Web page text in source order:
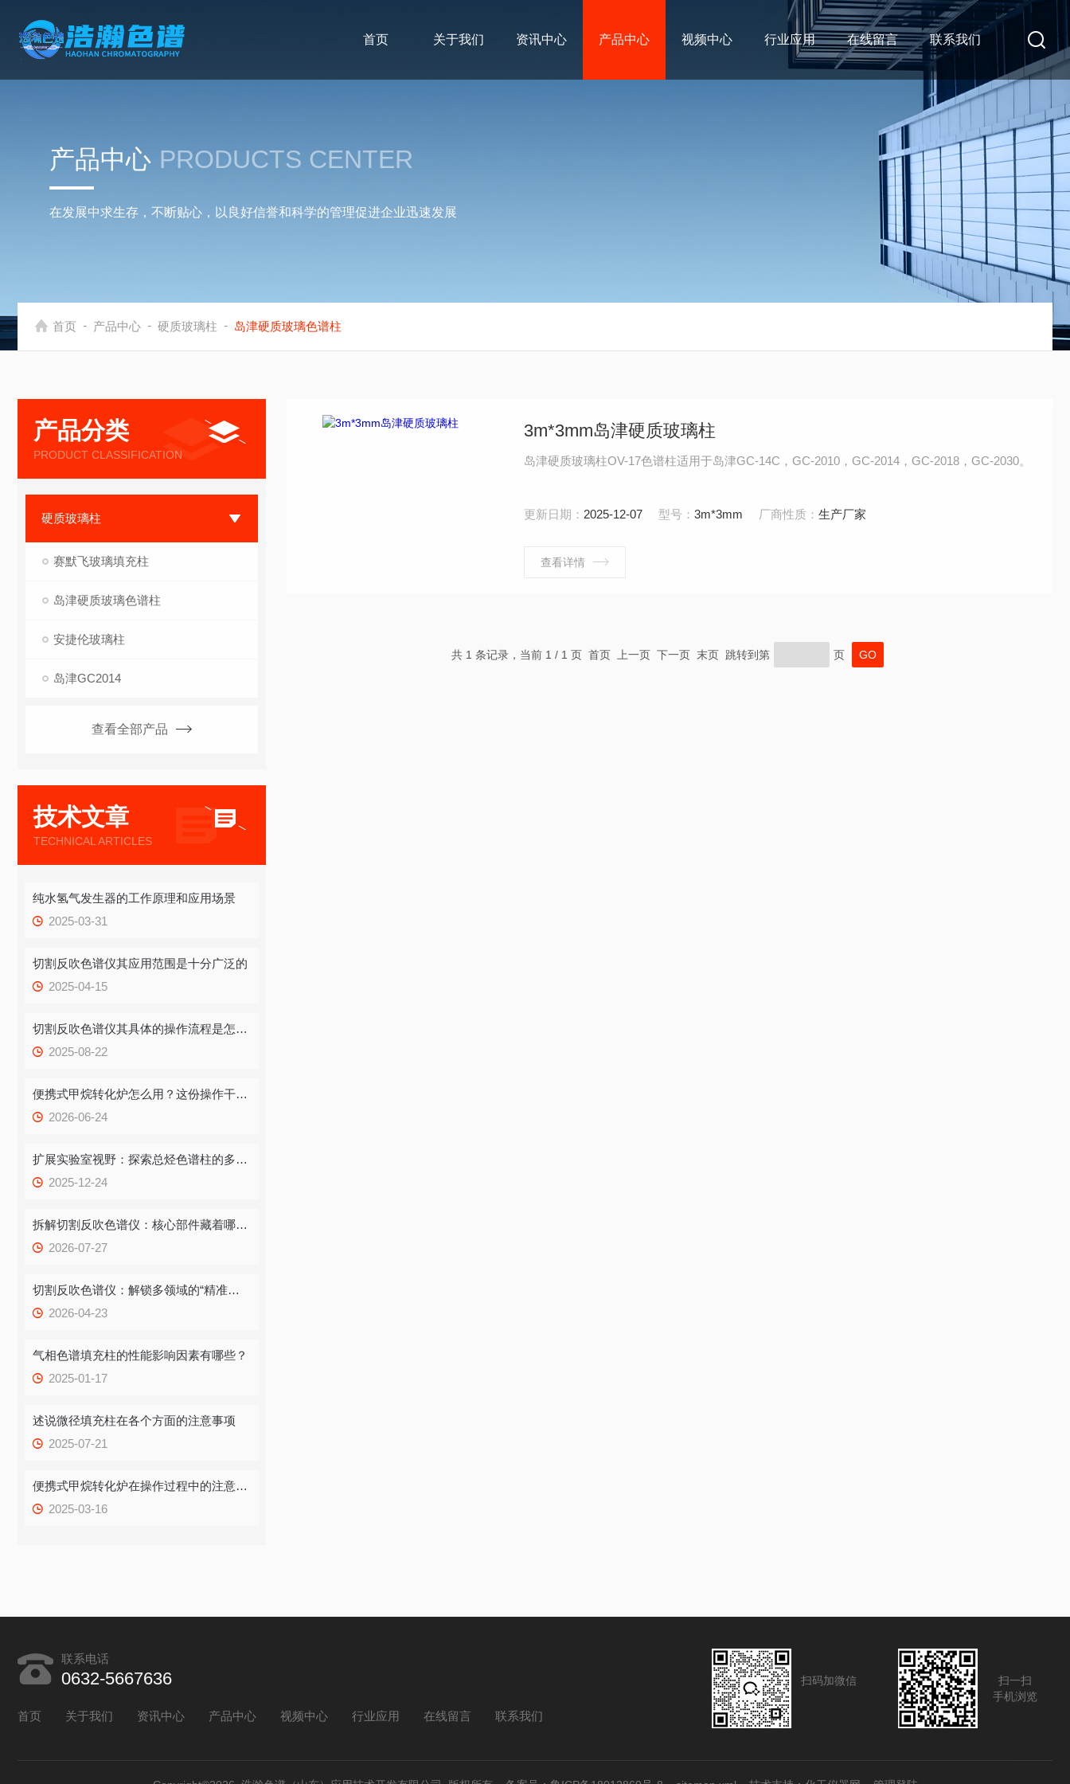
首页 关于我们 资讯中心 产品中心 视频中心 行业应用 在线留言 联系我们
产品中心 PRODUCTS CENTER
在发展中求生存，不断贴心，以良好信誉和科学的管理促进企业迅速发展
首页 - 产品中心 - 硬质玻璃柱 - 岛津硬质玻璃色谱柱
产品分类
PRODUCT CLASSIFICATION
硬质玻璃柱
赛默飞玻璃填充柱
岛津硬质玻璃色谱柱
安捷伦玻璃柱
岛津GC2014
查看全部产品
技术文章
TECHNICAL ARTICLES
纯水氢气发生器的工作原理和应用场景
2025-03-31
切割反吹色谱仪其应用范围是十分广泛的
2025-04-15
切割反吹色谱仪其具体的操作流程是怎样的呢？
2025-08-22
便携式甲烷转化炉怎么用？这份操作干货，新手也能快速拿捏
2026-06-24
扩展实验室视野：探索总烃色谱柱的多重应用
2025-12-24
拆解切割反吹色谱仪：核心部件藏着哪些“硬核配置”？
2026-07-27
切割反吹色谱仪：解锁多领域的“精准利器”，这些场景竟都离不开它！
2026-04-23
气相色谱填充柱的性能影响因素有哪些？
2025-01-17
述说微径填充柱在各个方面的注意事项
2025-07-21
便携式甲烷转化炉在操作过程中的注意事项
2025-03-16
3m*3mm岛津硬质玻璃柱
岛津硬质玻璃柱OV-17色谱柱适用于岛津GC-14C，GC-2010，GC-2014，GC-2018，GC-2030。
更新日期： 2025-12-07 型号：3m*3mm 厂商性质：生产厂家
查看详情
共 1 条记录，当前 1 / 1 页 首页 上一页 下一页 末页 跳转到第 页
联系电话
0632-5667636
首页 关于我们 资讯中心 产品中心 视频中心 行业应用 在线留言 联系我们
扫码加微信
扫一扫
手机浏览